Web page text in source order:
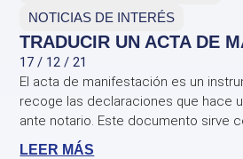
NOTICIAS DE INTERÉS
TRADUCIR UN ACTA DE
17 / 12 / 21
El acta de manifestación es un
recoge las declaraciones que hace
ante notario. Este documento sirve
LEER MÁS